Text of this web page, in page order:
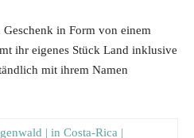
in Form von einem
ihr eigenes Stück Land inklusive
mit ihrem Namen